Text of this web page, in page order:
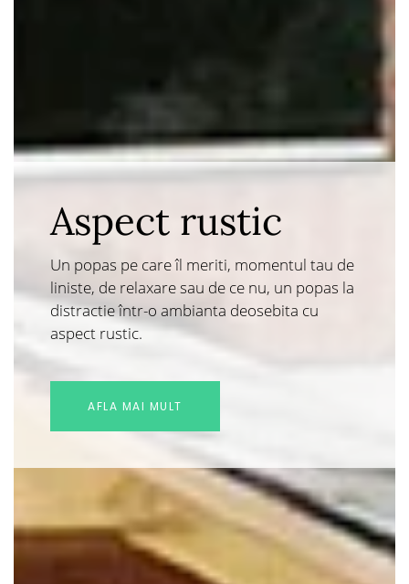
Aspect rustic
Un popas pe care îl meriti, momentul tau de
liniste, de relaxare sau de ce nu, un popas la
distractie într-o ambianta deosebita cu
aspect rustic.
AFLA MAI MULT
Ambianta
deosebita
Popas Popeste pensiunea in care te
deconectezi de cotidian si te bucuri de
lucrurile esentiale – un cadru natural cu o
frumusete aparte unde poti sa simti la tot
pasul mireasma florilor de camp, fosnetul
codrilor, rasina de brad, razele soarelui dar
si gerul iernii – un loc ce asteapta sa fie
descoperit.
AFLA MAI MULT